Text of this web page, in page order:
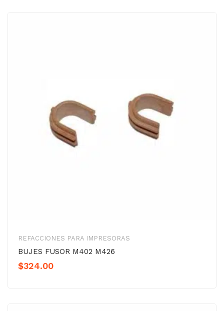
REFACCIONES PARA IMPRESORAS
BUJES FUSOR M402 M426
$324.00